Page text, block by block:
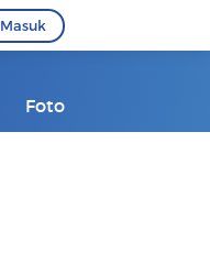
Masuk
Foto